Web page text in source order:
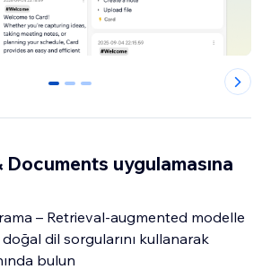
0 1 2
uygulamasına
– Retrieval-augmented modelle
dil sorgularını kullanarak
bulun